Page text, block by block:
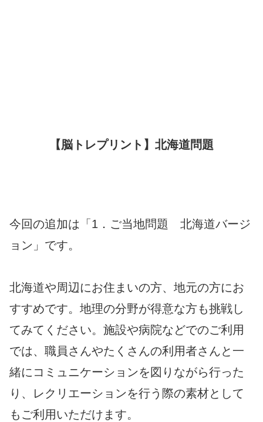
【脳トレプリント】北海道問題
今回の追加は「1．ご当地問題 北海道バージ
ョン」です。
北海道や周辺にお住まいの方、地元の方にお
すすめです。地理の分野が得意な方も挑戦し
てみてください。施設や病院などでのご利用
では、職員さんやたくさんの利用者さんと一
緒にコミュニケーションを図りながら行った
り、レクリエーションを行う際の素材として
もご利用いただけます。